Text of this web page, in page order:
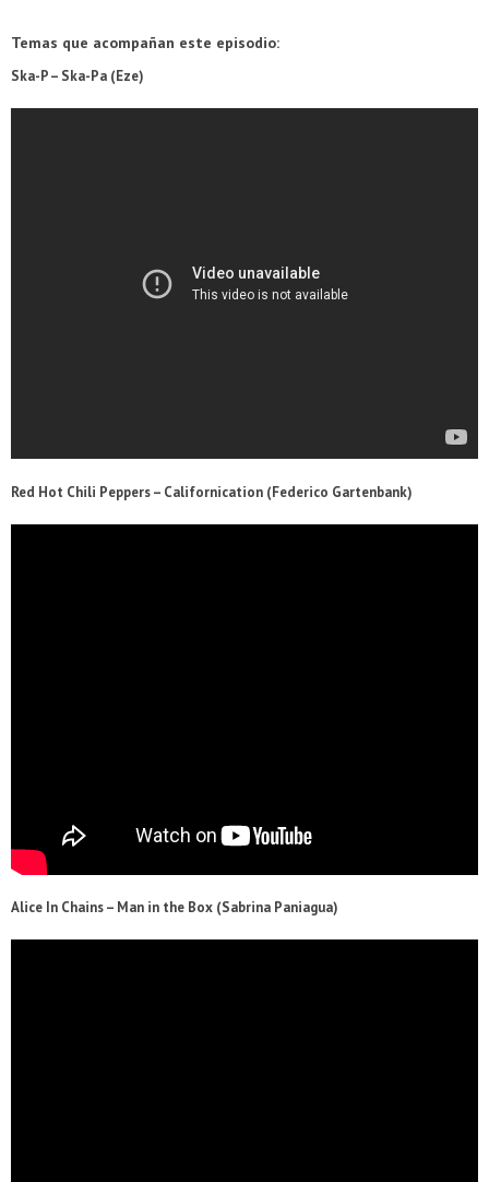
Temas que acompañan este episodio:
Ska-P – Ska-Pa (Eze)
Red Hot Chili Peppers – Californication (Federico Gartenbank)
Alice In Chains – Man in the Box (Sabrina Paniagua)